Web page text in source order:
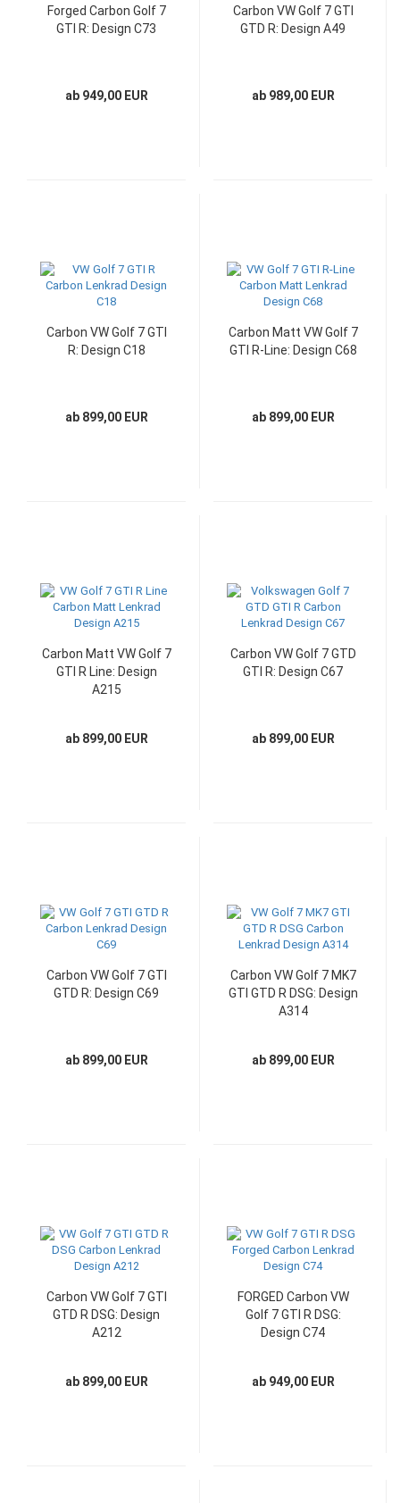
Forged Carbon Golf 7
GTI R: Design C73
ab 949,00 EUR
Carbon VW Golf 7 GTI
GTD R: Design A49
ab 989,00 EUR
Carbon VW Golf 7 GTI
R: Design C18
ab 899,00 EUR
Carbon Matt VW Golf 7
GTI R-Line: Design C68
ab 899,00 EUR
Carbon Matt VW Golf 7
GTI R Line: Design
A215
ab 899,00 EUR
Carbon VW Golf 7 GTD
GTI R: Design C67
ab 899,00 EUR
Carbon VW Golf 7 GTI
GTD R: Design C69
ab 899,00 EUR
Carbon VW Golf 7 MK7
GTI GTD R DSG: Design
A314
ab 899,00 EUR
Carbon VW Golf 7 GTI
GTD R DSG: Design
A212
ab 899,00 EUR
FORGED Carbon VW
Golf 7 GTI R DSG:
Design C74
ab 949,00 EUR